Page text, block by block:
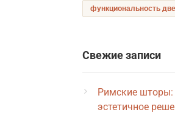
функциональность
Свежие записи
Римские шторы:
эстетичное